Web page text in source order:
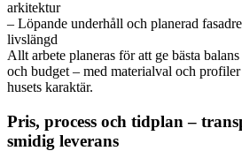
arkitektur
– Löpande underhåll och planerad
livslängd
Allt arbete planeras för att ge bästa
och budget – med materialval och
husets karaktär.
Pris, process och tidplan –
smidig leverans